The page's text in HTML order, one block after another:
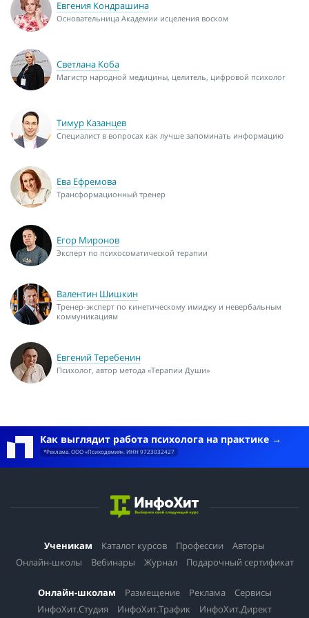
Евгения Кондрашина
Основательница Академии исцеления воском
Светлана Коба
Магистр народной медицины, целитель, цифровой психолог
Тимур Казанцев
Специалист в вопросах как лучше запоминать информацию
Ева Ефремова
Трансформационный тренер
Егор Миронов
Эксперт по психосоматической терапии
Валентин Шишкин
Тренер-эксперт по кинетическому имиджу и невербальным
коммуникациям
Евгений Теребенин
Психолог, автор метода «Терапии Души»
Как выглядит работа психолога на практике
*Реклама. ООО «Психодемия». ИНН 9723032427
Ученикам Каталог курсов Профессии
Авторы
Онлайн-школы
Вебинары Журнал Подарочный сертификат
Онлайн-школам Размещение Реклама
Сервисы
ИнфоХит.Студия
ИнфоХит.Трафик ИнфоХит.Директ